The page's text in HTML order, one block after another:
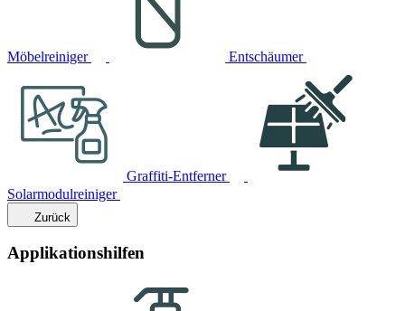
Möbelreiniger Entschäumer
Graffiti-Entferner
Solarmodulreiniger
Zurück
Applikationshilfen